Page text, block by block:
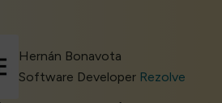
Hernán Bonavota
Software Developer Rezolve